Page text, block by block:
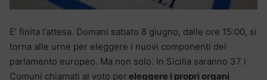
E’ finita l’attesa. Domani sabato 8 giugno, dalle ore 15:00, si
torna alle urne per eleggere i nuovi componenti del
parlamento europeo. Ma non solo. In Sicilia saranno 37 i
Comuni chiamati al voto per eleggere i propri organi